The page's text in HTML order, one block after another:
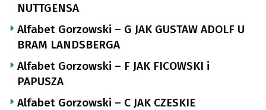
NUTTGENSA
Alfabet Gorzowski – G JAK GUSTAW ADOLF U
BRAM LANDSBERGA
Alfabet Gorzowski – F JAK FICOWSKI i
PAPUSZA
Alfabet Gorzowski – C JAK CZESKIE